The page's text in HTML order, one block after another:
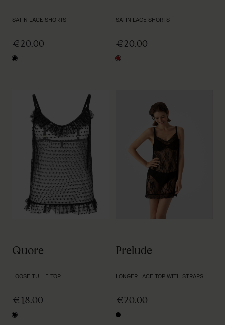
SATIN LACE SHORTS
€20.00
black
SATIN LACE SHORTS
€20.00
ruby
Quore
LOOSE TULLE TOP
€18.00
black
Prelude
LONGER LACE TOP WITH STRAPS
€20.00
black